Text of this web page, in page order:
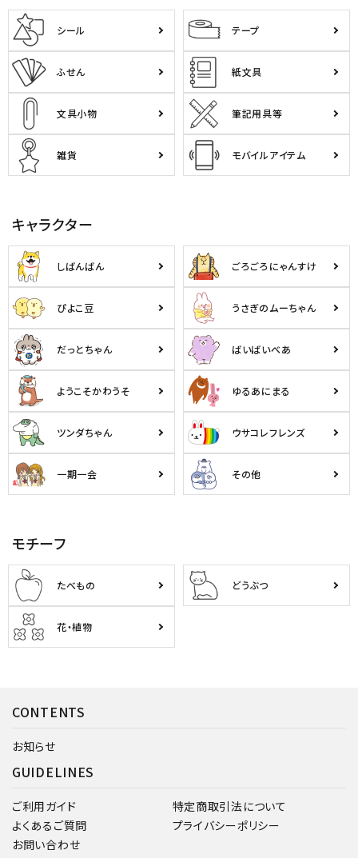
シール テープ
ふせん 紙文具
文具小物 筆記用具等
雑貨 モバイルアイテム
キャラクター
しばんばん ごろごろにゃんすけ
ぴよこ豆 うさぎのムーちゃん
だっとちゃん ばいばいべあ
ようこそかわうそ ゆるあにまる
ツンダちゃん ウサコレフレンズ
一期一会 その他
モチーフ
たべもの どうぶつ
花・植物
CONTENTS
お知らせ
GUIDELINES
ご利用ガイド
よくあるご質問
お問い合わせ
特定商取引法について
プライバシーポリシー